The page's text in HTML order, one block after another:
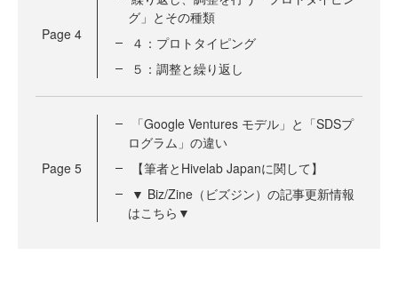
Page 4
グ」とその種類
４：プロトタイピング
５：調整と繰り返し
Page 5
「Google Ventures モデル」と「SDSプ
ログラム」の違い
【筆者とHivelab Japanに関して】
▼ Biz/Zine（ビズジン）の記事更新情報
はこちら▼